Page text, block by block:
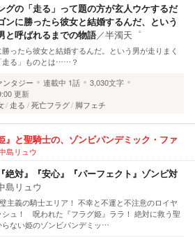
グの「走る」って題の方が玄人ウケするだ
ンに勝ったら彼女と結婚するんだ、という
と呼ばれるまでの物語／半濁天゜
勝ったら彼女と結婚するんだ。という男が走りまく
走る」ものとは……？
ンタジー 連載中 1話
3,030文字
更新
走る 死亡フラグ 脚フェチ
』と聖騎士の、ゾンビパンデミック・ファ
島リュウ
絶対』『安心』『パーフェクト』ゾンビ対
島リュウ
主義の騎士エリア！ 不幸と不運と不注意のロイヤ
シュ！ 呪われた『フラグ姫』ララ！ 絶対に救う聖
ない姫のゾンビパンデミッ…